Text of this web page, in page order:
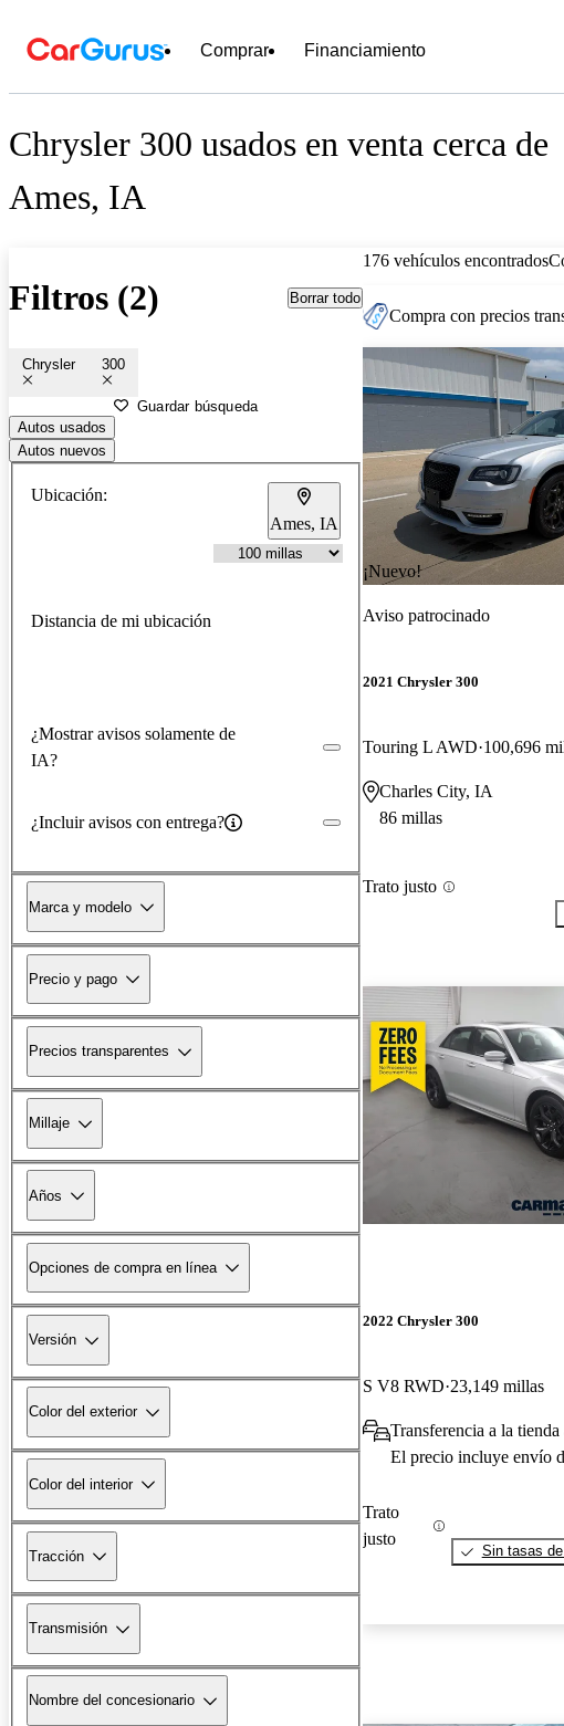
Comprar Financiamiento
Chrysler 300 usados en venta cerca de
Ames, IA
Filtros (2) Borrar todo
Chrysler 300
Guardar búsqueda
Autos usados
Autos nuevos
Ubicación:
Ames, IA
Distancia de mi ubicación
¿Mostrar avisos solamente de
IA?
¿Incluir avisos con entrega?
Marca y modelo
Precio y pago
Precios transparentes
Millaje
Años
Opciones de compra en línea
Versión
Color del exterior
Color del interior
Tracción
Transmisión
Nombre del concesionario
176 vehículos encontrados
Compra con precios
¡Nuevo!
Aviso patrocinado
2021 Chrysler 300
Touring L AWD 100,696
Charles City, IA
86 millas
Trato justo
2022 Chrysler 300
S V8 RWD 23,149 millas
Transferencia a la
El precio incluye envío
Trato
justo
Sin tasas